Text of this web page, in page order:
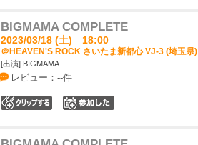
BIGMAMA COMPLETE
2023/03/18 (土) 18:00
＠HEAVEN'S ROCK さいたま新都心 VJ-3 (埼玉県)
[出演] BIGMAMA
レビュー：--件